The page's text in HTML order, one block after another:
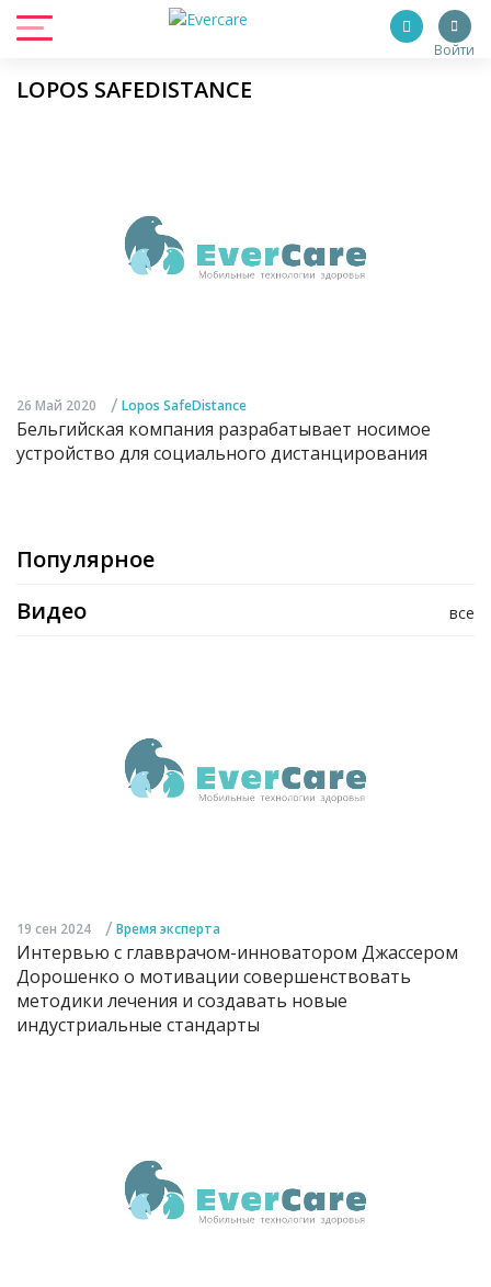
Войти
LOPOS SAFEDISTANCE
26 Май 2020 / Lopos SafeDistance
Бельгийская компания разрабатывает носимое
устройство для социального дистанцирования
Популярное
все
Видео
19 сен 2024 / Время эксперта
Интервью с главврачом-инноватором Джассером
Дорошенко о мотивации совершенствовать
методики лечения и создавать новые
индустриальные стандарты